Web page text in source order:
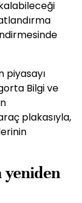
piyasayı
Bilgi ve
plakasıyla,
yeniden